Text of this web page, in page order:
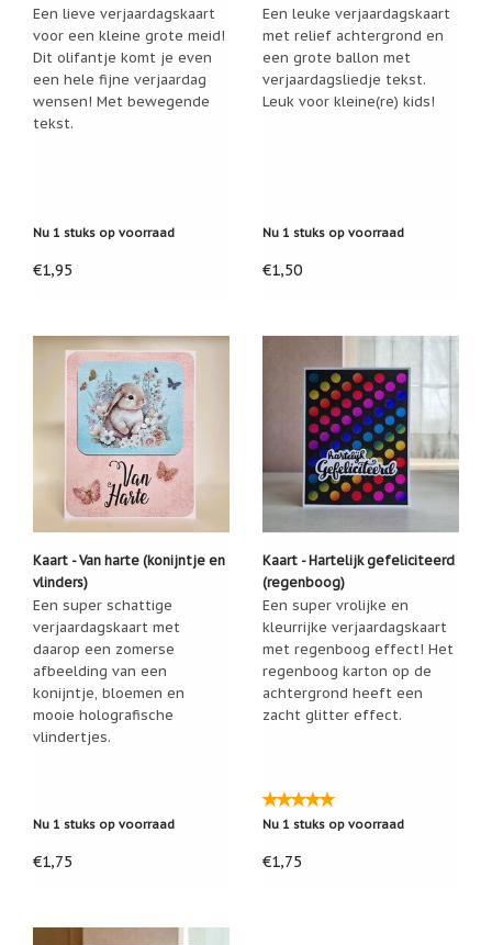
Uitleg
toelichting
Shore:
beeldje
past
moment?
leven
webshop
(door
Jong)
passend
bij
verlies
of
wanneer
woorden
tekortschieten
De
Lotus
De
fotootje
Een lieve verjaardagskaart
voor een kleine grote meid!
Dit olifantje komt je even
een hele fijne verjaardag
wensen! Met bewegende
tekst.
Nu 1 stuks op voorraad
€1,95
Een leuke verjaardagskaart
met relief achtergrond en
een grote ballon met
verjaardagsliedje tekst.
Leuk voor kleine(re) kids!
Nu 1 stuks op voorraad
€1,50
Kaart - Van harte (konijntje en
vlinders)
Een super schattige
verjaardagskaart met
daarop een zomerse
afbeelding van een
konijntje, bloemen en
mooie holografische
vlindertjes.
Nu 1 stuks op voorraad
€1,75
Kaart - Hartelijk gefeliciteerd
(regenboog)
Een super vrolijke en
kleurrijke verjaardagskaart
met regenboog effect! Het
regenboog karton op de
achtergrond heeft een
zacht glitter effect.
Nu 1 stuks op voorraad
€1,75